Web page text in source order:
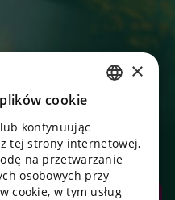
dostawa, wygodny czat z
UKRAINIAN
PORTUGUESE
×
cookie
kontynuując
tej strony internetowej,
na przetwarzanie
osobowych przy
cookie, w tym usług